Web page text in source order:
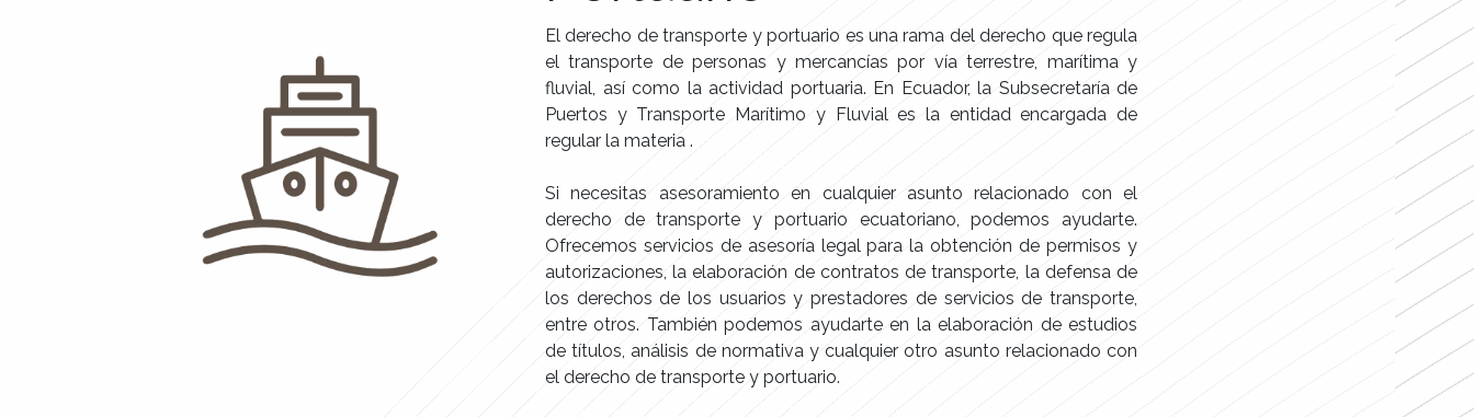
El derecho de transporte y portuario es una rama del derecho que regula
el transporte de personas y mercancías por vía terrestre, marítima y
fluvial, así como la actividad portuaria. En Ecuador, la Subsecretaría de
Puertos y Transporte Marítimo y Fluvial es la entidad encargada de
regular la materia .
Si necesitas asesoramiento en cualquier asunto relacionado con el
derecho de transporte y portuario ecuatoriano, podemos ayudarte.
Ofrecemos servicios de asesoría legal para la obtención de permisos y
autorizaciones, la elaboración de contratos de transporte, la defensa de
los derechos de los usuarios y prestadores de servicios de transporte,
entre otros. También podemos ayudarte en la elaboración de estudios
de títulos, análisis de normativa y cualquier otro asunto relacionado con
el derecho de transporte y portuario.